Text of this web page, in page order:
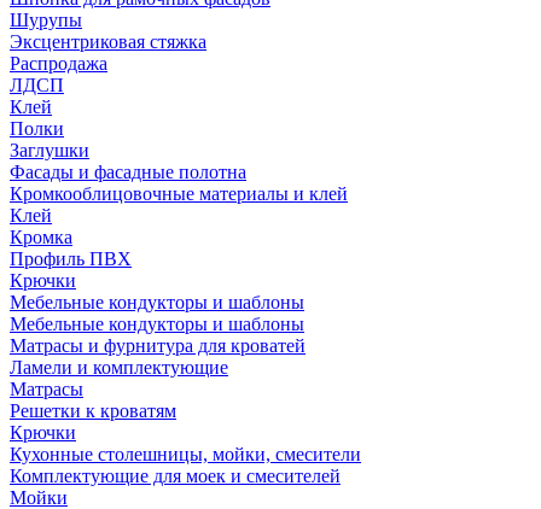
Шурупы
Эксцентриковая стяжка
Распродажа
ЛДСП
Клей
Полки
Заглушки
Фасады и фасадные полотна
Кромкооблицовочные материалы и клей
Клей
Кромка
Профиль ПВХ
Крючки
Мебельные кондукторы и шаблоны
Мебельные кондукторы и шаблоны
Матрасы и фурнитура для кроватей
Ламели и комплектующие
Матрасы
Решетки к кроватям
Крючки
Кухонные столешницы, мойки, смесители
Комплектующие для моек и смесителей
Мойки